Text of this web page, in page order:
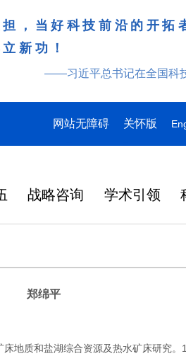
，当好科技前沿的开拓
新功！
——习近平总书记在全国科
网站无障碍 关怀版
战略咨询 学术引领
郑绵平
质和盐湖综合资源及热水矿床研究。